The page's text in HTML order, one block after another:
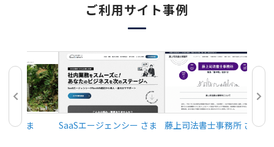
ご利用サイト事例
り さま SaaSエージェンシー さま 藤上司法書士事務所 さま